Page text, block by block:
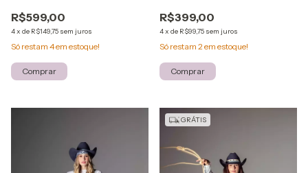
R$599,00
4x de R$149,75 sem juros
Só restam 4em estoque!
Comprar
R$399,00
4x de R$99,75 sem juros
Só restam 2 em estoque!
Comprar
GRÁTIS